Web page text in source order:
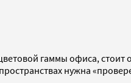
гаммы офиса,
нужна